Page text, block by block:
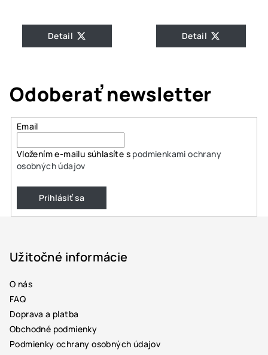
Detail Detail
Odoberať newsletter
Email
Vložením e-mailu súhlasíte s podmienkami ochrany
osobných údajov
Prihlásiť sa
Užitočné informácie
O nás
FAQ
Doprava a platba
Obchodné podmienky
Podmienky ochrany osobných údajov